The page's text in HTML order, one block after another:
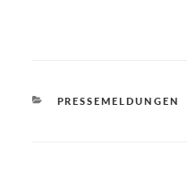
KATEGORIEN
PRESSEMELDUNGEN